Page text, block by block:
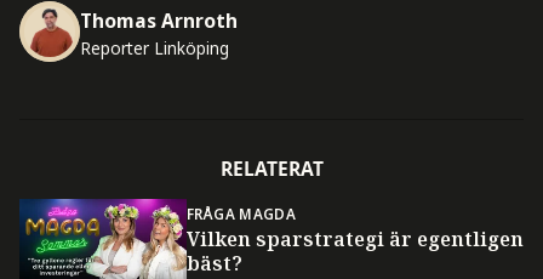
Thomas Arnroth
Reporter Linköping
RELATERAT
FRÅGA MAGDA
Vilken sparstrategi är egentligen
bäst?